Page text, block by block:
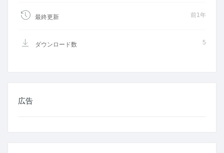
最終更新 前1年
ダウンロード数 5
広告